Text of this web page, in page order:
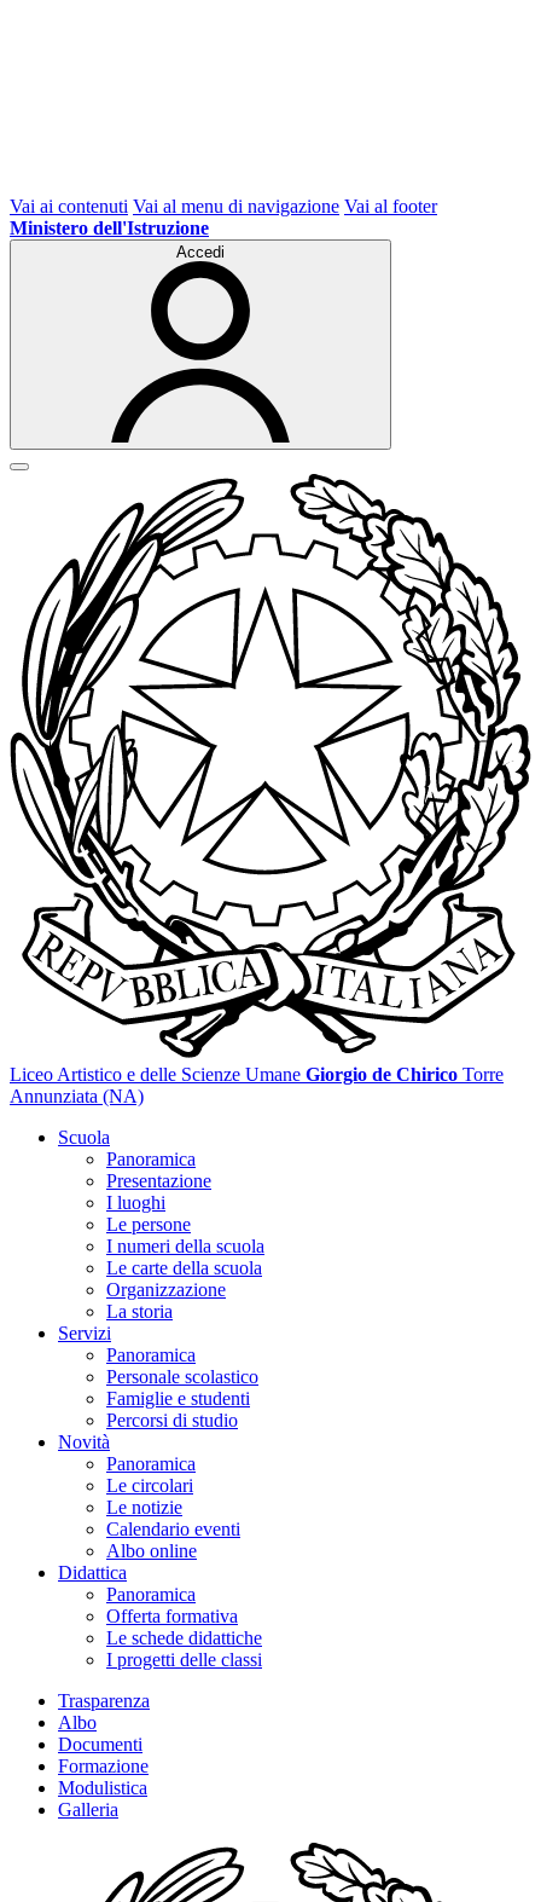
Vai ai contenuti Vai al menu di navigazione Vai al footer
Ministero dell'Istruzione
Accedi
Liceo Artistico e delle Scienze Umane Giorgio de Chirico Torre
Annunziata (NA)
Scuola
Panoramica
Presentazione
I luoghi
Le persone
I numeri della scuola
Le carte della scuola
Organizzazione
La storia
Servizi
Panoramica
Personale scolastico
Famiglie e studenti
Percorsi di studio
Novità
Panoramica
Le circolari
Le notizie
Calendario eventi
Albo online
Didattica
Panoramica
Offerta formativa
Le schede didattiche
I progetti delle classi
Trasparenza
Albo
Documenti
Formazione
Modulistica
Galleria